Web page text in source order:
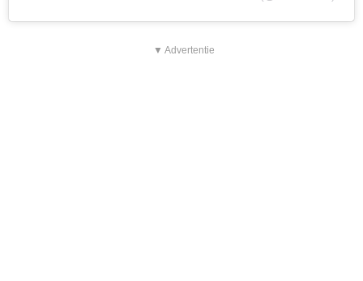
▼ Advertentie